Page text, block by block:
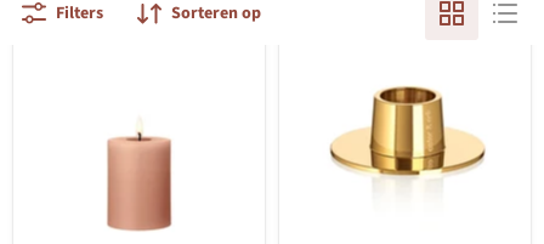
Filters Sorteren op